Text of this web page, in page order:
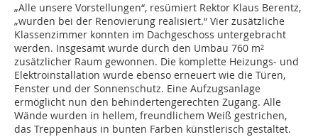
„Alle unsere Vorstellungen“, resümiert Rektor Klaus Berentz,
„wurden bei der Renovierung realisiert.“ Vier zusätzliche
Klassenzimmer konnten im Dachgeschoss untergebracht
werden. Insgesamt wurde durch den Umbau 760 m²
zusätzlicher Raum gewonnen. Die komplette Heizungs- und
Elektroinstallation wurde ebenso erneuert wie die Türen,
Fenster und der Sonnenschutz. Eine Aufzugsanlage
ermöglicht nun den behindertengerechten Zugang. Alle
Wände wurden in hellem, freundlichem Weiß gestrichen,
das Treppenhaus in bunten Farben künstlerisch gestaltet.